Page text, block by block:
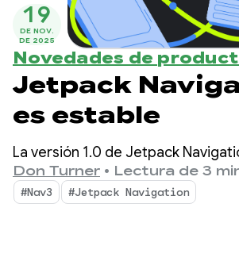
19
DE NOV.
DE 2025
Novedades de
Jetpack
es estable
La versión 1.0 de Jetpack
Don Turner • Lectura de 3
#Nav3 #Jetpack Navigation